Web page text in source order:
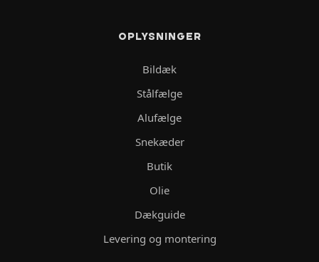
OPLYSNINGER
Bildæk
Stålfælge
Alufælge
Snekæder
Butik
Olie
Dækguide
Levering og montering